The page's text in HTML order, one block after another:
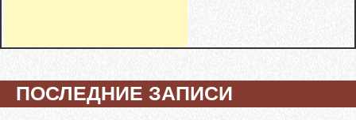
ПОСЛЕДНИЕ ЗАПИСИ